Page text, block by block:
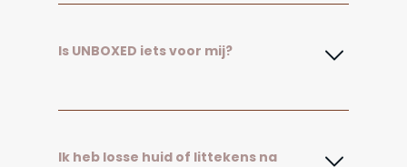
Ik heb losse huid of littekens na
Is UNBOXED iets voor mij?